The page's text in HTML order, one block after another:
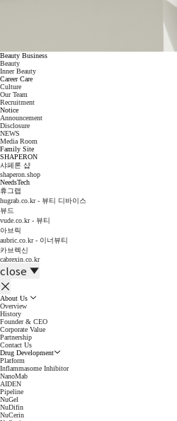
Beauty Business
Beauty
Inner Beauty
Career Care
Culture
Our Team
Recruitment
Notice
Announcement
Disclosure
NEWS
Media Room
Family Site
SHAPERON
샤페론 샵
shaperon.shop
NeedsTech
휴그랩
hugrab.co.kr - 뷰티 디바이스
뷰드
vude.co.kr - 뷰티
아브릭
aubric.co.kr - 이너뷰티
카브렉신
cabrexin.co.kr
close
About Us
Overview
History
Founder & CEO
Corporate Value
Partnership
Contact Us
Drug Development
Platform
Inflammasome Inhibitor
NanoMab
AIDEN
Pipeline
NuGel
NuDifin
NuCerin